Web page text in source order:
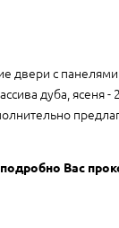
двери с
дуба,
Вас